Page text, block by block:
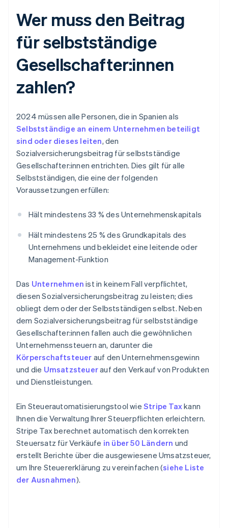
Wer muss den Beitrag
für selbstständige
Gesellschafter:innen
zahlen?
2024 müssen alle Personen, die in Spanien als
Selbstständige an einem Unternehmen beteiligt
sind oder dieses leiten, den
Sozialversicherungsbeitrag für selbstständige
Gesellschafter:innen entrichten. Dies gilt für alle
Selbstständigen, die eine der folgenden
Voraussetzungen erfüllen:
Hält mindestens 33 % des Unternehmenskapitals
Hält mindestens 25 % des Grundkapitals des
Unternehmens und bekleidet eine leitende oder
Management-Funktion
Das Unternehmen ist in keinem Fall verpflichtet,
diesen Sozialversicherungsbeitrag zu leisten; dies
obliegt dem oder der Selbstständigen selbst. Neben
dem Sozialversicherungsbeitrag für selbstständige
Gesellschafter:innen fallen auch die gewöhnlichen
Unternehmenssteuern an, darunter die
Körperschaftsteuer auf den Unternehmensgewinn
und die Umsatzsteuerauf den Verkauf von Produkten
und Dienstleistungen.
Ein Steuerautomatisierungstool wie Stripe Taxkann
Ihnen die Verwaltung Ihrer Steuerpflichten erleichtern.
Stripe Tax berechnet automatisch den korrekten
Steuersatz für Verkäufe in über 50 Ländern und
erstellt Berichte über die ausgewiesene Umsatzsteuer,
um Ihre Steuererklärung zu vereinfachen (siehe Liste
der Ausnahmen).